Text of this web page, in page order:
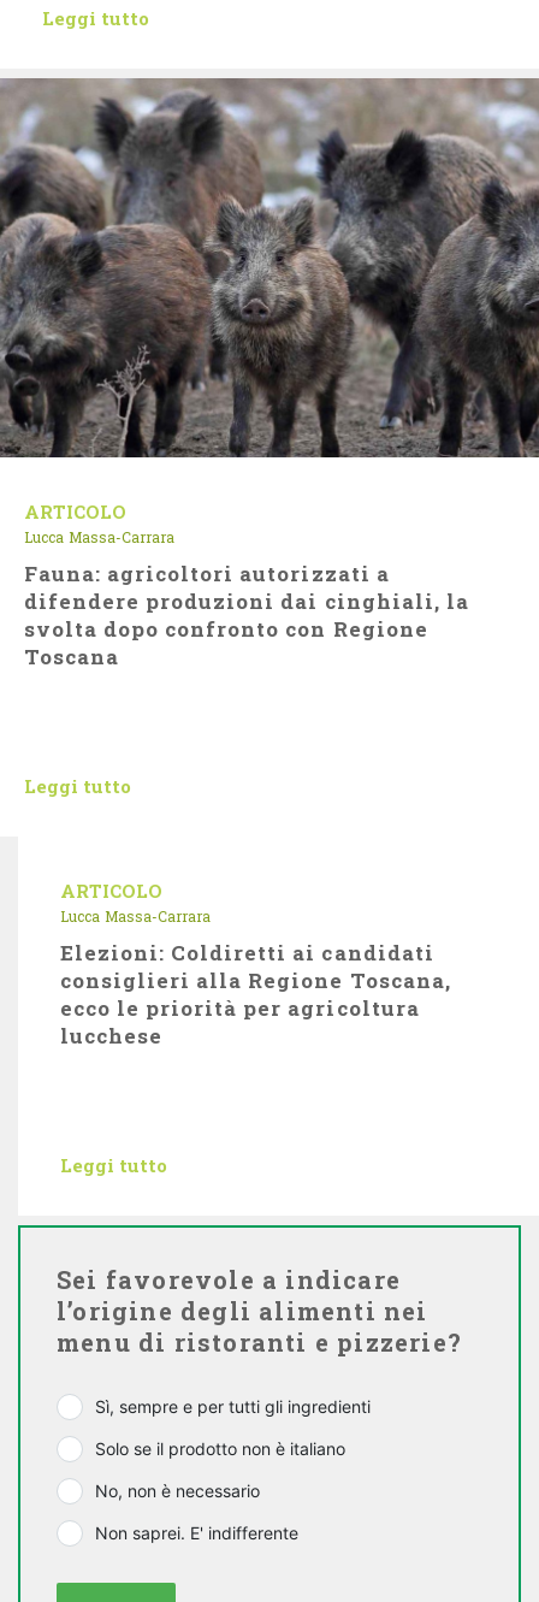
Leggi tutto
ARTICOLO
Lucca Massa-Carrara
Fauna: agricoltori autorizzati a
difendere produzioni dai cinghiali, la
svolta dopo confronto con Regione
Toscana
Leggi tutto
ARTICOLO
Lucca Massa-Carrara
Elezioni: Coldiretti ai candidati
consiglieri alla Regione Toscana,
ecco le priorità per agricoltura
lucchese
Leggi tutto
Sei favorevole a indicare
l’origine degli alimenti nei
menu di ristoranti e pizzerie?
Sì, sempre e per tutti gli ingredienti
Solo se il prodotto non è italiano
No, non è necessario
Non saprei. E' indifferente